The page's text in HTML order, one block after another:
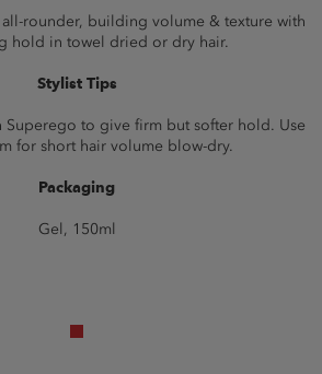
all-rounder, building volume & texture with
hold in towel dried or dry hair.
Stylist Tips
Superego to give firm but softer hold. Use
for short hair volume blow-dry.
Packaging
Gel, 150ml